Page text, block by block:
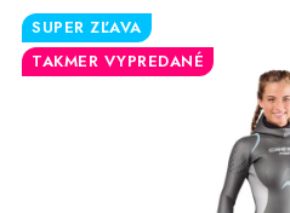
POTÁPANIE
OBLEČENIE
SUPER ZĽAVA
TAKMER VYPREDANÉ